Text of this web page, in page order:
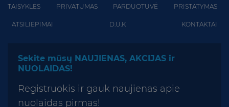
TAISYKLĖS PRIVATUMAS PARDUOTUVĖ PRISTATYMAS
ATSILIEPIMAI D.U.K KONTAKTAI
Sekite mūsų NAUJIENAS, AKCIJAS ir
NUOLAIDAS!
Registruokis ir gauk naujienas apie
nuolaidas pirmas!